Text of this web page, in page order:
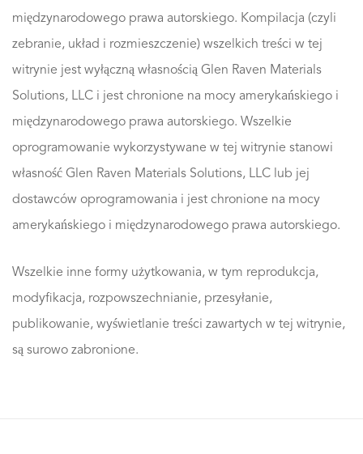
międzynarodowego prawa autorskiego. Kompilacja (czyli
zebranie, układ i rozmieszczenie) wszelkich treści w tej
witrynie jest wyłączną własnością Glen Raven Materials
Solutions, LLC i jest chronione na mocy amerykańskiego i
międzynarodowego prawa autorskiego. Wszelkie
oprogramowanie wykorzystywane w tej witrynie stanowi
własność Glen Raven Materials Solutions, LLC lub jej
dostawców oprogramowania i jest chronione na mocy
amerykańskiego i międzynarodowego prawa autorskiego.
Wszelkie inne formy użytkowania, w tym reprodukcja,
modyfikacja, rozpowszechnianie, przesyłanie,
publikowanie, wyświetlanie treści zawartych w tej witrynie,
są surowo zabronione.